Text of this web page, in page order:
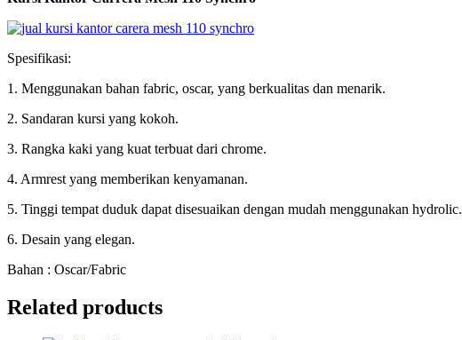
Spesifikasi:
1. Menggunakan bahan fabric, oscar, yang berkualitas dan menarik.
2. Sandaran kursi yang kokoh.
3. Rangka kaki yang kuat terbuat dari chrome.
4. Armrest yang memberikan kenyamanan.
5. Tinggi tempat duduk dapat disesuaikan dengan mudah menggunakan hydrolic.
6. Desain yang elegan.
Bahan : Oscar/Fabric
Related products